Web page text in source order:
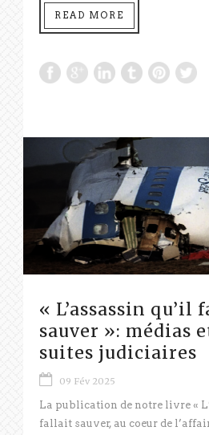
READ MORE
« L’assassin qu’il
sauver »: médias
suites judiciaires
09 Fév 2025
La publication de notre livre «
fallait sauver, au coeur de